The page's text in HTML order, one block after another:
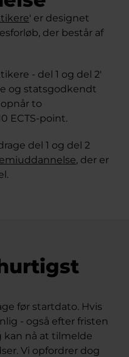
' er designet
der består af
- del 1 og del 2'
og statsgodkendt
to
ECTS-point.
del 1 og del 2
, der er
før startdato. Hvis
- også efter fristen
kan nå at tilmelde
Vi opfordrer dog